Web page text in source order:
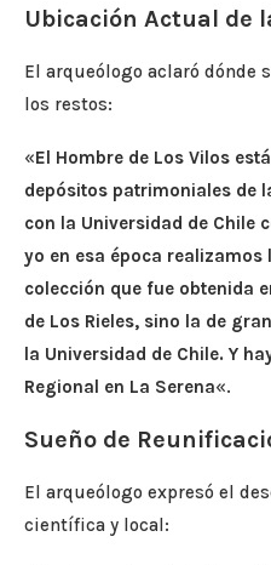
Ubicación Actual de
El arqueólogo aclaró dónde
los restos:
«El Hombre de Los Vilos
depósitos patrimoniales de
con la Universidad de Chile
yo en esa época realizamos
colección que fue obtenida
de Los Rieles, sino la de
la Universidad de Chile. Y
Regional en La Serena«.
Sueño de
El arqueólogo expresó el
científica y local: